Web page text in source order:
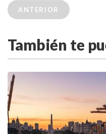
ANTERIOR
También te